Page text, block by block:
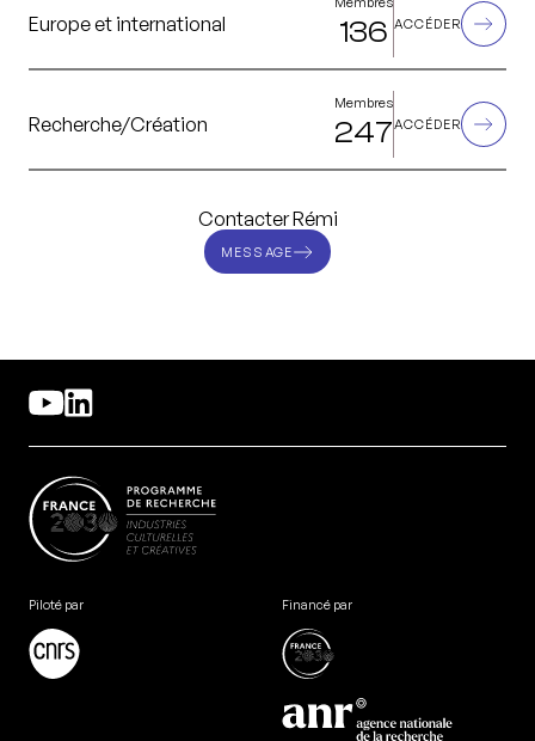
Europe et international 136 ACCÉDER
Recherche/Création
Membres
247ACCÉDER
Contacter Rémi
MESSAGE
Piloté par Financé par